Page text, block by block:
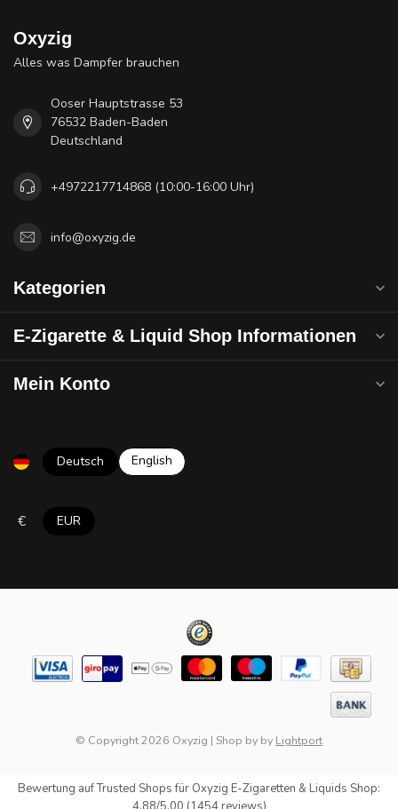
Oxyzig
Alles was Dampfer brauchen
Ooser Hauptstrasse 53
76532 Baden-Baden
Deutschland
+4972217714868 (10:00-16:00 Uhr)
info@oxyzig.de
Kategorien
E-Zigarette & Liquid Shop Informationen
Mein Konto
Deutsch English
€ EUR
© Copyright 2026 Oxyzig | Shop by by Lightport
Bewertung aufTrusted Shopsfür Oxyzig E-Zigaretten & Liquids Shop: